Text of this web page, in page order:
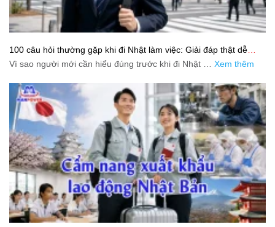
100 câu hỏi thường gặp khi đi Nhật làm việc: Giải đáp thật dễ
hiểu cho người mới bắt đầu
Vì sao người mới cần hiểu đúng trước khi đi Nhật … Xem thêm